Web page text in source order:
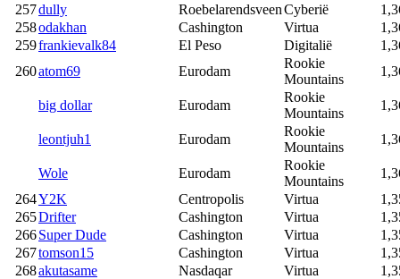
257dully RoebelarendsveenCyberië
258odakhan Cashington Virtua
259frankievalk84 El Peso Digitalië
260atom69 Eurodam
Rookie
Mountains
big dollar Eurodam
Rookie
Mountains
leontjuh1 Eurodam
Rookie
Mountains
Wole Eurodam
Rookie
Mountains
264Y2K Centropolis Virtua
265Drifter Cashington Virtua
266Super Dude Cashington Virtua
267tomson15 Cashington Virtua
268akutasame Nasdaqar Virtua